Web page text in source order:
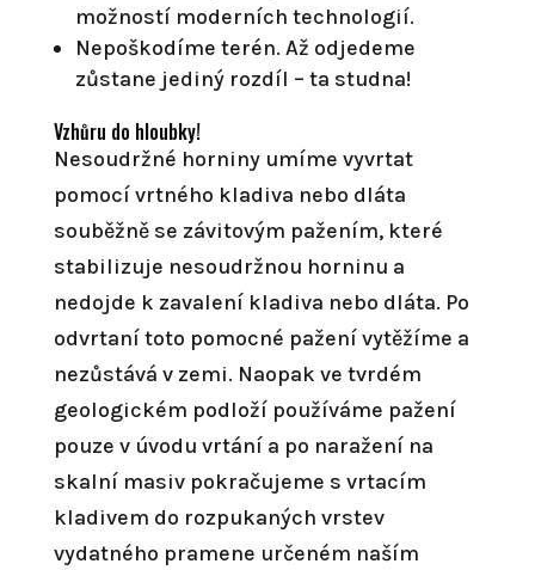
možností moderních technologií.
Nepoškodíme terén. Až odjedeme
zůstane jediný rozdíl – ta studna!
Vzhůru do hloubky!
Nesoudržné horniny umíme vyvrtat
pomocí vrtného kladiva nebo dláta
souběžně se závitovým pažením, které
stabilizuje nesoudržnou horninu a
nedojde k zavalení kladiva nebo dláta. Po
odvrtaní toto pomocné pažení vytěžíme a
nezůstává v zemi. Naopak ve tvrdém
geologickém podloží používáme pažení
pouze v úvodu vrtání a po naražení na
skalní masiv pokračujeme s vrtacím
kladivem do rozpukaných vrstev
vydatného pramene určeném naším